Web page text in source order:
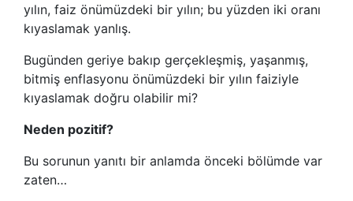
yılın, faiz önümüzdeki bir yılın; bu yüzden iki oranı
kıyaslamak yanlış.
Bugünden geriye bakıp gerçekleşmiş, yaşanmış,
bitmiş enflasyonu önümüzdeki bir yılın faiziyle
kıyaslamak doğru olabilir mi?
Neden pozitif?
Bu sorunun yanıtı bir anlamda önceki bölümde var
zaten…